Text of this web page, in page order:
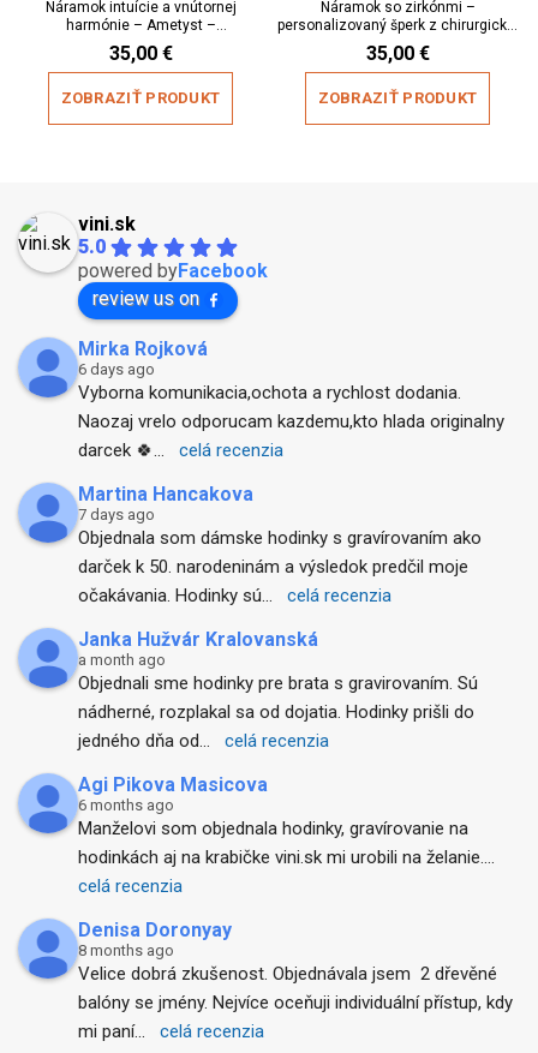
Náramok intuície a vnútornej
harmónie – Ametyst –
personalizovaný
35,00 €
ZOBRAZIŤ PRODUKT
Náramok so zirkónmi –
personalizovaný šperk z chirurgickej
ocele
35,00 €
ZOBRAZIŤ PRODUKT
vini.sk
5.0
powered byFacebook
review us on
Mirka Rojková
6 days ago
Vyborna komunikacia,ochota a rychlost dodania.
Naozaj vrelo odporucam kazdemu,kto hlada originalny
darcek 🍀... celá recenzia
Martina Hancakova
7 days ago
Objednala som dámske hodinky s gravírovaním ako
darček k 50. narodeninám a výsledok predčil moje
očakávania. Hodinky sú... celá recenzia
Janka Hužvár Kralovanská
a month ago
Objednali sme hodinky pre brata s gravirovaním. Sú
nádherné, rozplakal sa od dojatia. Hodinky prišli do
jedného dňa od... celá recenzia
Agi Pikova Masicova
6 months ago
Manželovi som objednala hodinky, gravírovanie na
hodinkách aj na krabičke vini.sk mi urobili na želanie.
celá recenzia
Denisa Doronyay
8 months ago
Velice dobrá zkušenost. Objednávala jsem  2 dřevěné
balóny se jmény. Nejvíce oceňuji individuální přístup, kdy
mi paní... celá recenzia